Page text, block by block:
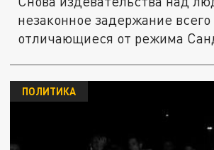
незаконное задержание
отличающиеся от режима
ПОЛИТИКА